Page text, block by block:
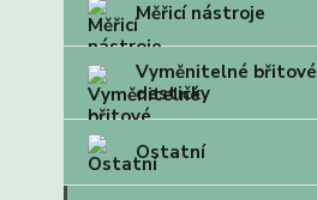
Měřicí nástroje
Vyměnitelné břitové
destičky
Ostatní